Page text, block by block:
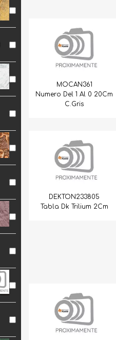
MOCAN361
Numero Del 1 Al 0 20Cm
C.Gris
DEKTON233805
Tabla Dk Trilium 2Cm